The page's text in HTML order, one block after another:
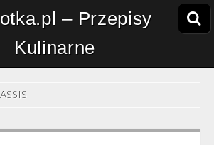
– Przepisy
Kulinarne